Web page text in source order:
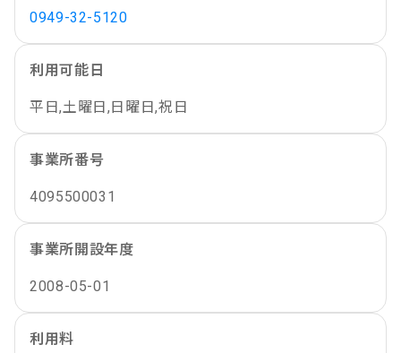
0949-32-5120
利用可能日
平日,土曜日,日曜日,祝日
事業所番号
4095500031
事業所開設年度
2008-05-01
利用料